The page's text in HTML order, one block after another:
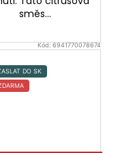
směs...
Kód:6941770078674
DO SK